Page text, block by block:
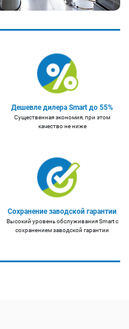
Дешевле дилера Smart до 55%
Существенная экономия, при этом
качество не ниже
Сохранение заводской гарантии
Высокий уровень обслуживания Smart с
сохранением заводской гарантии